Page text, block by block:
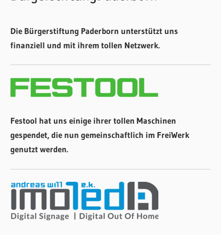
Die Bürgerstiftung Paderborn unterstützt uns
finanziell und mit ihrem tollen Netzwerk.
Festool hat uns einige ihrer tollen Maschinen
gespendet, die nun gemeinschaftlich im FreiWerk
genutzt werden.